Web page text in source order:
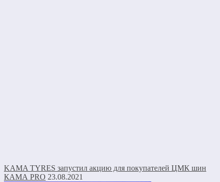
KAMA TYRES запустил акцию для покупателей ЦМК шин
КАМА PRO 23.08.2021